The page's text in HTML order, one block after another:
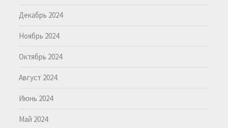
Декабрь 2024
Ноябрь 2024
Октябрь 2024
Август 2024
Июнь 2024
Май 2024